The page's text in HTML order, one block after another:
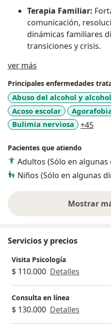
Terapia Familiar:
comunicación,
dinámicas familiares
transiciones y crisis.
Terapia Infantil y
de habilidades
ansiedad en niños y
emocional en etapas
Terapia para Adultos:
procesos de cambio,
relaciones de pareja,
afrontamiento de
ver más
Principales enfermedades
Abuso del alcohol y
Acoso escolar
Bulimia nerviosa
+45
Pacientes que atiendo
Adultos (Sólo en
Niños (Sólo en algunas
Mostrar
Servicios y precios
Visita Psicología
$ 110.000 Detalles
Consulta en línea
$ 130.000 Detalles